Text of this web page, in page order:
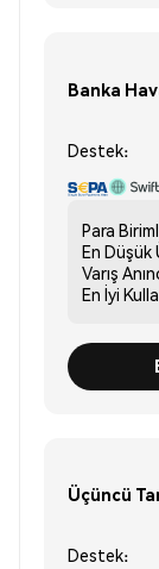
Banka
Destek:
Para
En Düşük
Varış
En İyi
Üçüncü
Destek: